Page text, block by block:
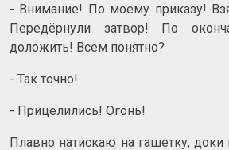
- Внимание! По моему приказу!
Передёрнули затвор! По
доложить! Всем понятно?
- Так точно!
- Прицелились! Огонь!
Плавно натискаю на гашетку, доки